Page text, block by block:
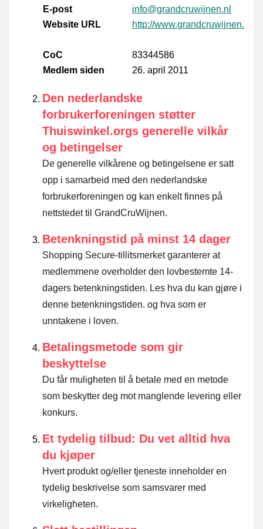
E-post
info@grandcruwijnen.nl
Website URL
http://www.grandcruwijnen.nl
CoC
83344586
Medlem siden
26. april 2011
Den nederlandske
forbrukerforeningen støtter
Thuiswinkel.orgs generelle vilkår
og betingelser
De generelle vilkårene og betingelsene er satt
opp i samarbeid med den nederlandske
forbrukerforeningen og kan enkelt finnes på
nettstedet til GrandCruWijnen.
Betenkningstid på minst 14 dager
Shopping Secure-tillitsmerket garanterer at
medlemmene overholder den lovbestemte 14-
dagers betenkningstiden. Les hva du kan gjøre i
denne betenkningstiden. og hva som er
unntakene i loven.
Betalingsmetode som gir
beskyttelse
Du får muligheten til å betale med en metode
som beskytter deg mot manglende levering eller
konkurs.
Et tydelig tilbud: Du vet alltid hva
du kjøper
Hvert produkt og/eller tjeneste inneholder en
tydelig beskrivelse som samsvarer med
virkeligheten.